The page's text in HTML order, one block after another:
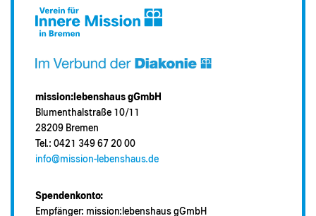
mission:lebenshaus gGmbH
Blumenthalstraße 10/11
28209 Bremen
Tel.: 0421 349 67 20 00
info@mission-lebenshaus.de
Spendenkonto:
Empfänger: mission:lebenshaus gGmbH